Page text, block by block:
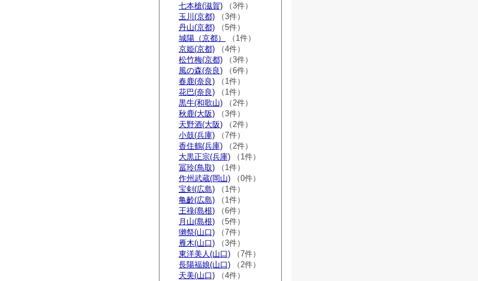
七本槍(滋賀) （3件）
玉川(京都) （3件）
丹山(京都) （5件）
城陽（京都）
（1件）
京姫(京都) （4件）
松竹梅(京都) （3件）
風の森(奈良) （6件）
春鹿(奈良) （1件）
花巴(奈良) （1件）
黒牛(和歌山) （2件）
秋鹿(大阪) （3件）
天野酒(大阪) （2件）
小鼓(兵庫) （7件）
香住鶴(兵庫) （2件）
大黒正宗(兵庫) （1件）
冨玲(鳥取) （1件）
作州武蔵(岡山) （0件）
宝剣(広島) （1件）
亀齡(広島) （1件）
王祿(島根) （6件）
月山(島根) （5件）
獺祭(山口) （7件）
雁木(山口) （3件）
東洋美人(山口) （7件）
長陽福娘(山口) （2件）
天美(山口) （4件）